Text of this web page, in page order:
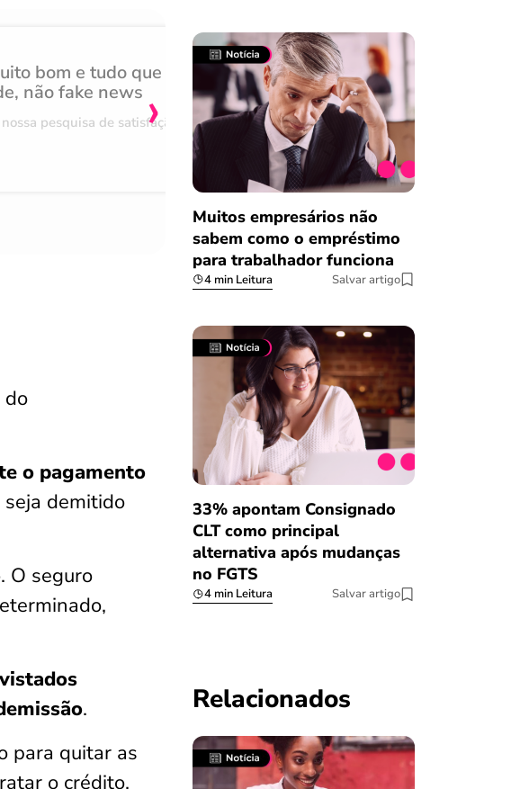
bom e tudo que
não fake news
pesquisa de satisfação
Achei muito rápido,
burocracia
Comentário retirado da nossa
08/03/2023
›
do
o pagamento
demitido
O seguro
.
para quitar as
o crédito.
Muitos empresários não
sabem como o empréstimo
para trabalhador funciona
4 min Leitura Salvar artigo
33% apontam Consignado
CLT como principal
alternativa após mudanças
no FGTS
4 min Leitura Salvar artigo
Relacionados